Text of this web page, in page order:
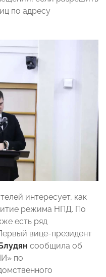
по адресу
интересует, как
режима НПД. По
есть ряд
вице-президент
сообщила об
по